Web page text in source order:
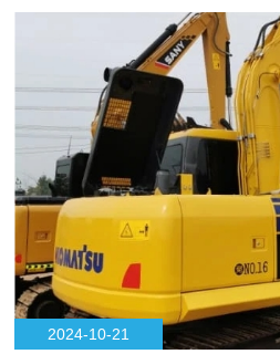
2024-10-21